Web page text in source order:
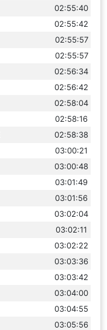
02:55:40
02:55:42
02:55:57
02:55:57
02:56:34
02:56:42
02:58:04
02:58:16
02:58:38
03:00:21
03:00:48
03:01:49
03:01:56
03:02:04
03:02:11
03:02:22
03:03:36
03:03:42
03:04:00
03:04:55
03:05:56